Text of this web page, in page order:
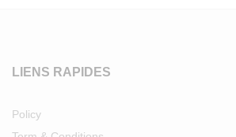
LIENS RAPIDES
Policy